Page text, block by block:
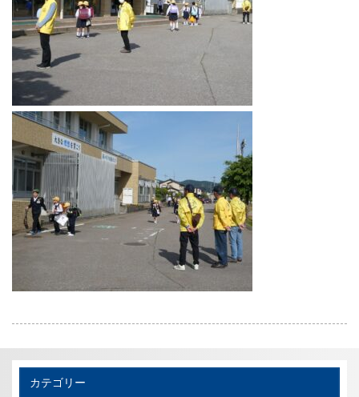
カテゴリー